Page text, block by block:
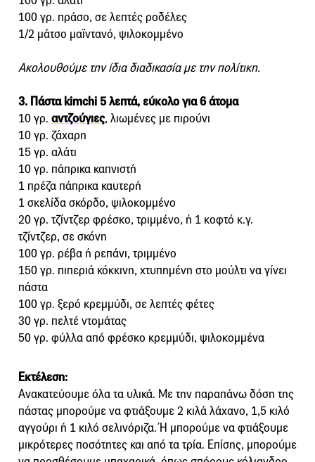
100 γρ. πράσο, σε λεπτές ροδέλες
1/2 μάτσο μαϊντανό, ψιλοκομμένο
Ακολουθούμε την ίδια διαδικασία με την πολίτικη.
3. Πάστα kimchi 5 λεπτά, εύκολο για 6 άτομα
10 γρ. αντζούγιες, λιωμένες με πιρούνι
10 γρ. ζάχαρη
15 γρ. αλάτι
10 γρ. πάπρικα καπνιστή
1 πρέζα πάπρικα καυτερή
1 σκελίδα σκόρδο, ψιλοκομμένο
20 γρ. τζίντζερ φρέσκο, τριμμένο, ή 1 κοφτό κ.γ.
τζίντζερ, σε σκόνη
100 γρ. ρέβα ή ρεπάνι, τριμμένο
150 γρ. πιπεριά κόκκινη, χτυπημένη στο μούλτι να γίνει
πάστα
100 γρ. ξερό κρεμμύδι, σε λεπτές φέτες
30 γρ. πελτέ ντομάτας
50 γρ. φύλλα από φρέσκο κρεμμύδι, ψιλοκομμένα
Εκτέλεση:
Ανακατεύουμε όλα τα υλικά. Με την παραπάνω δόση της
πάστας μπορούμε να φτιάξουμε 2 κιλά λάχανο, 1,5 κιλό
αγγούρι ή 1 κιλό σελινόριζα. Ή μπορούμε να φτιάξουμε
μικρότερες ποσότητες και από τα τρία. Επίσης, μπορούμε